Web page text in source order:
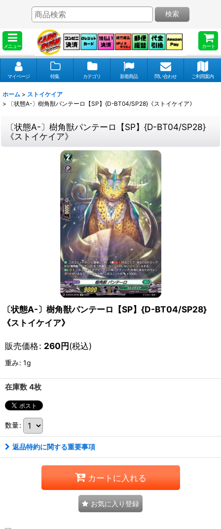
メニュー カート
検索
マイページ 特集 カテゴリ 新着商品 問い合わせ ご利用案内
ホーム > ストイケイア
>
〔状態A-〕樹角獣パンテーロ【SP】{D-BT04/SP28}《ストイケイア》
〔状態A-〕樹角獣パンテーロ【SP】{D-BT04/SP28}
《ストイケイア》
〔状態A-〕樹角獣パンテーロ【SP】{D-BT04/SP28}
《ストイケイア》
販売価格: 260円(税込)
重み: 1g
在庫数 4枚
数量:
返品特約に関する重要事項
カートに入れる
お気に入り登録